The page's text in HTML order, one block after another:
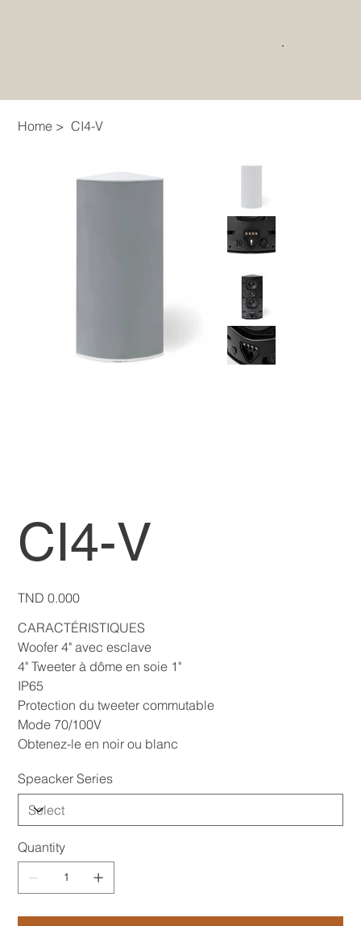
Home > CI4-V
CI4-V
Price
TND 0.000
CARACTÉRISTIQUES
Woofer 4" avec esclave
4" Tweeter à dôme en soie 1"
IP65
Protection du tweeter commutable
Mode 70/100V
Obtenez-le en noir ou blanc
Speacker Series
Quantity